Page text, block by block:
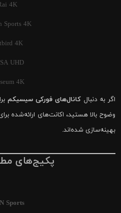
4K
Sports 4K
4K
UHD
4K
اگر به دنبال کانال‌های فورکی سیسیکم
وضوح بالا هستید، اکانت‌های ارائه‌شده
بهینه‌سازی شده‌اند.
پکیج‌های
Sports